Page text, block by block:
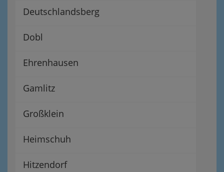
Deutschlandsberg
Dobl
Ehrenhausen
Gamlitz
Großklein
Heimschuh
Hitzendorf